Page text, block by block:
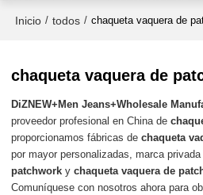
Inicio / todos / chaqueta vaquera de
chaqueta vaquera de
DiZNEW+Men Jeans+Wholesale
proveedor profesional en China de
proporcionamos fábricas dechaqueta
por mayor personalizadas, marca
patchwork ychaqueta vaquera de
Comuníquese con nosotros ahora para